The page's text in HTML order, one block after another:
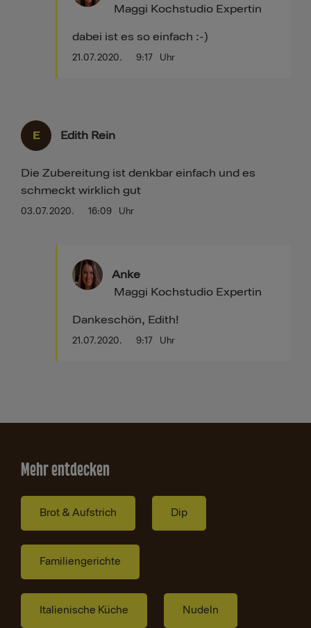
21.07.2020. 9:17 Uhr
Maggi Kochstudio Expertin
dabei ist es so einfach :-)
E Edith Rein
03.07.2020. 16:09 Uhr
Die Zubereitung ist denkbar einfach und es
schmeckt wirklich gut
Anke
21.07.2020. 9:17 Uhr
Maggi Kochstudio Expertin
Dankeschön, Edith!
Mehr entdecken
Brot & Aufstrich Dip
Familiengerichte
Italienische Küche Nudeln